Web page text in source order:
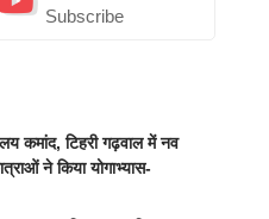
Subscribe
कमांद, टिहरी गढ़वाल में नव
ने किया योगाभ्यास-